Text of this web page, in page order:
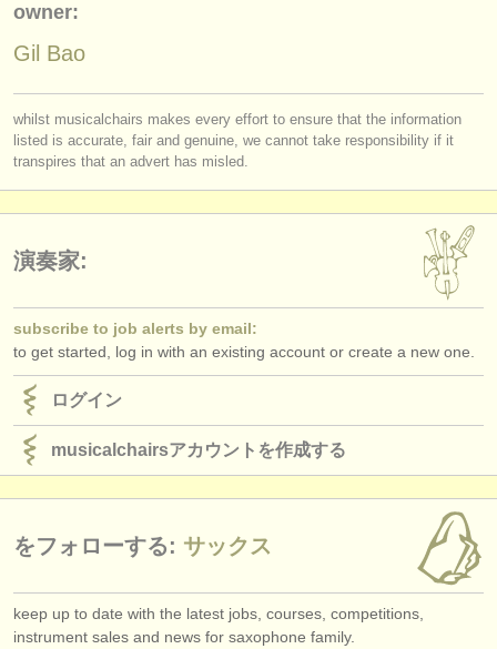
クラシック音楽ニュース
出版社:
find out about our
ログイン
owner:
Gil Bao
whilst musicalchairs makes every effort to ensure that the information
listed is accurate, fair and genuine, we cannot take responsibility if it
transpires that an advert has misled.
演奏家:
subscribe to job alerts by email:
to get started, log in with an existing account or create a new one.
ログイン
musicalchairsアカウントを作成する
をフォローする: サックス
keep up to date with the latest jobs, courses, competitions,
instrument sales and news for saxophone family.